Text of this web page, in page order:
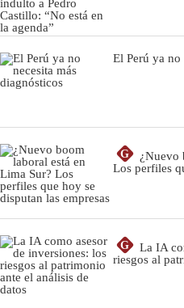
El Perú ya no
G
¿Nuevo
Los perfiles
G
La IA
riesgos al